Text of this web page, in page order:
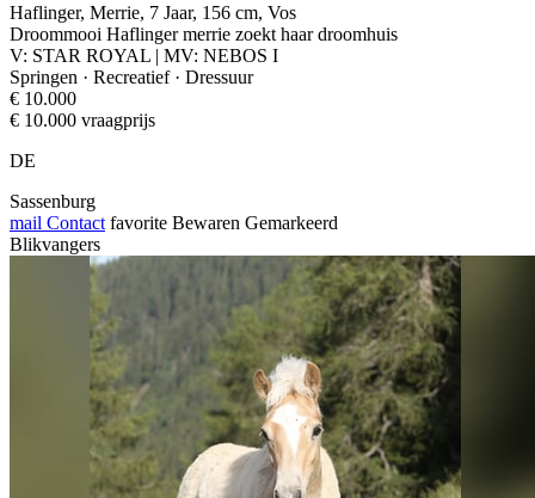
Haflinger, Merrie, 7 Jaar, 156 cm, Vos
Droommooi Haflinger merrie zoekt haar droomhuis
V: STAR ROYAL | MV: NEBOS I
Springen · Recreatief · Dressuur
€ 10.000
€ 10.000 vraagprijs
DE
Sassenburg
mail Contact favorite Bewaren Gemarkeerd
Blikvangers